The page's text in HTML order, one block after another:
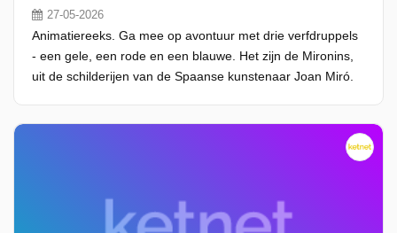
27-05-2026
Animatiereeks. Ga mee op avontuur met drie verfdruppels
- een gele, een rode en een blauwe. Het zijn de Mironins,
uit de schilderijen van de Spaanse kunstenaar Joan Miró.